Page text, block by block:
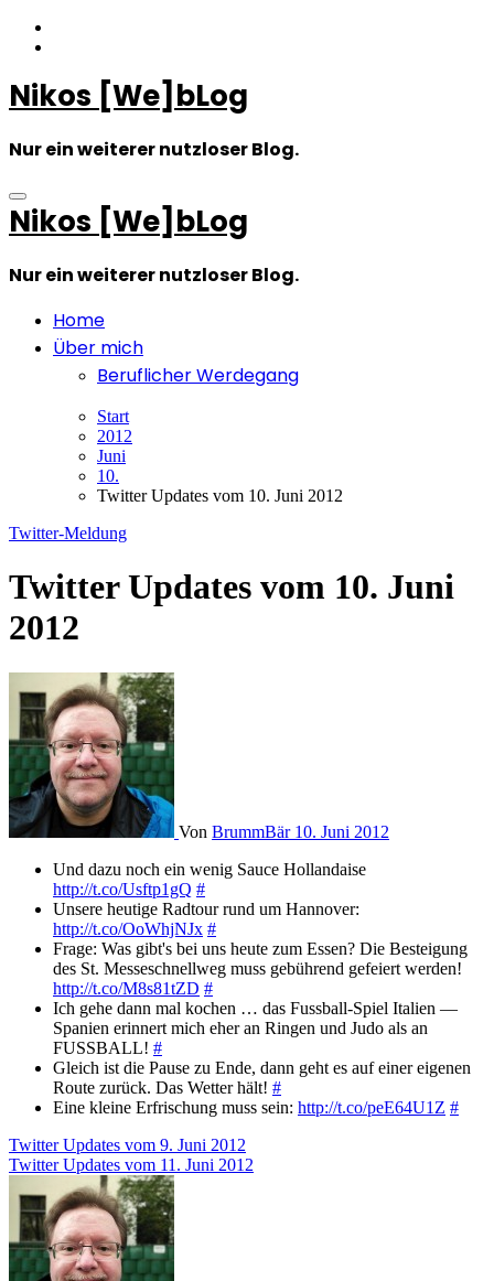
Zum
Inhalt
Nikos [We]bLog
Nur ein weiterer nutzloser Blog.
Nikos [We]bLog
Nur ein weiterer nutzloser Blog.
Home
Über mich
Beruflicher Werdegang
Start
2012
Juni
10.
Twitter Updates vom 10. Juni 2012
Twitter-Meldung
Twitter Updates vom 10. Juni
2012
Von BrummBär 10. Juni 2012
Und dazu noch ein wenig Sauce Hollandaise
http://t.co/Usftp1gQ #
Unsere heutige Radtour rund um Hannover:
http://t.co/OoWhjNJx #
Frage: Was gibt's bei uns heute zum Essen? Die Besteigung
des St. Messeschnellweg muss gebührend gefeiert werden!
http://t.co/M8s81tZD #
Ich gehe dann mal kochen … das Fussball-Spiel Italien —
Spanien erinnert mich eher an Ringen und Judo als an
FUSSBALL! #
Gleich ist die Pause zu Ende, dann geht es auf einer eigenen
Route zurück. Das Wetter hält! #
Eine kleine Erfrischung muss sein: http://t.co/peE64U1Z #
Beitragsnavigation
Twitter Updates vom 9. Juni 2012
Twitter Updates vom 11. Juni 2012